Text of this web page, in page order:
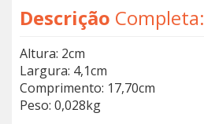
Descrição Completa:
Altura: 2cm
Largura: 4,1cm
Comprimento: 17,70cm
Peso: 0,028kg